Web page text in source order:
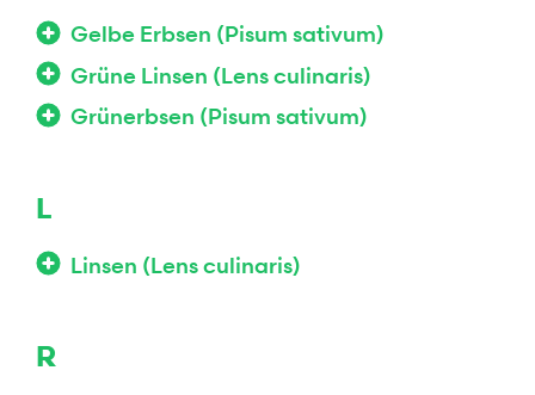
Gelbe Erbsen (Pisum sativum)
Grüne Linsen (Lens culinaris)
Grünerbsen (Pisum sativum)
L
Linsen (Lens culinaris)
R